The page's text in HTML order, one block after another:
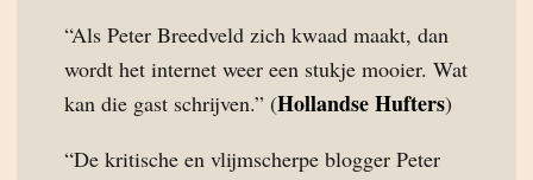
“Als Peter Breedveld zich kwaad maakt, dan
wordt het internet weer een stukje mooier. Wat
kan die gast schrijven.” (Hollandse Hufters)
“De kritische en vlijmscherpe blogger Peter